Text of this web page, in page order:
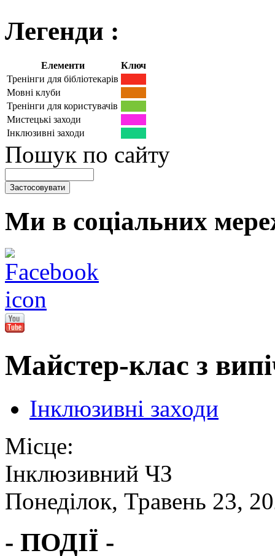
Легенди :
Елементи
Ключ
Тренінги для бібліотекарів
Мовні клуби
Тренінги для користувачів
Мистецькі заходи
Інклюзивні заходи
Пошук по сайту
Ми в соціальних
Майстер-клас з
Інклюзивні заходи
Місце:
Інклюзивний ЧЗ
Понеділок, Травень 23,
- ПОДІЇ -